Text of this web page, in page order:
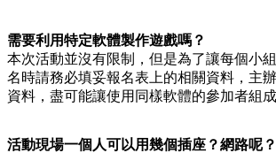
需要利用特定軟體製作遊戲嗎？
本次活動並沒有限制，但是為了讓每個小
名時請務必填妥報名表上的相關資料，主
資料，盡可能讓使用同樣軟體的參加者組成
活動現場一個人可以用幾個插座？網路呢？